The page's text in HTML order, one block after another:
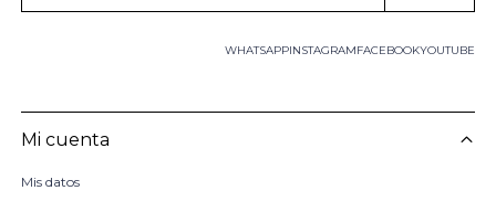
WHATSAPP FACEBOOKYOUTUBE
INSTAGRAM
Mi cuenta
Mis datos